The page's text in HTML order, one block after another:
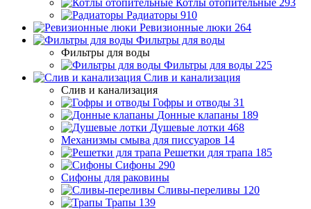
Котлы отопительные 293
Радиаторы 910
Ревизионные люки 264
Фильтры для воды
Фильтры для воды
Фильтры для воды 225
Слив и канализация
Слив и канализация
Гофры и отводы 31
Донные клапаны 189
Душевые лотки 468
Механизмы смыва для писсуаров 14
Решетки для трапа 185
Сифоны 290
Сифоны для раковины
Сливы-переливы 120
Трапы 139